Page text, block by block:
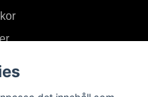
nyhetsbrev